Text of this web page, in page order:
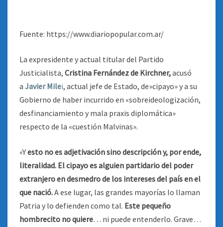
Fuente: https://www.diariopopular.com.ar/
La expresidente y actual titular del Partido
Justicialista, Cristina Fernández de Kirchner,acusó
a Javier Milei, actual jefe de Estado, de»cipayo» y a su
Gobierno de haber incurrido en «sobreideologización,
desfinanciamiento y mala praxis diplomática»
respecto de la «cuestión Malvinas».
«Yesto no es adjetivación sino descripción y, por ende,
literalidad. El cipayo es alguien partidario del poder
extranjero en desmedro de los intereses del país en el
que nació.A ese lugar, las grandes mayorías lo llaman
Patria y lo defienden como tal. Este pequeño
hombrecito no quiere… ni puede entenderlo. Grave…